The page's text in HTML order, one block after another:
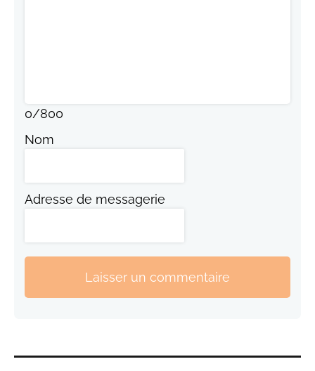
0/800
Nom
Adresse de messagerie
Laisser un commentaire